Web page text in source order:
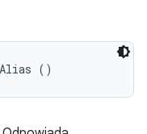
()